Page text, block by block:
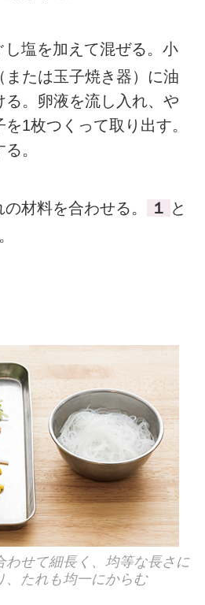
塩を加えて混ぜる。小
または玉子焼き器）に油
る。卵液を流し入れ、や
1枚つくって取り出す。
。
材料を合わせる。 １ と
わせて細長く、均等な長さに
、たれも均一にからむ